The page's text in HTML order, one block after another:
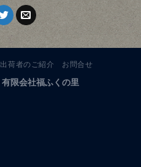
出荷者のご紹介 お問合せ
有限会社福ふくの里